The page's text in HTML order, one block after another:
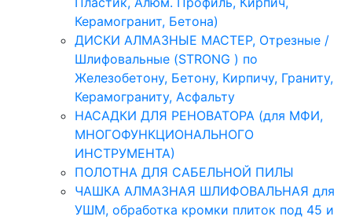
Керамогранит, Бетона)
ДИСКИ АЛМАЗНЫЕ МАСТЕР, Отрезные /
Шлифовальные (STRONG ) по
Железобетону, Бетону, Кирпичу, Граниту,
Керамограниту, Асфальту
НАСАДКИ ДЛЯ РЕНОВАТОРА (для МФИ,
МНОГОФУНКЦИОНАЛЬНОГО
ИНСТРУМЕНТА)
ПОЛОТНА ДЛЯ САБЕЛЬНОЙ ПИЛЫ
ЧАШКА АЛМАЗНАЯ ШЛИФОВАЛЬНАЯ для
УШМ, обработка кромки плиток под 45 и